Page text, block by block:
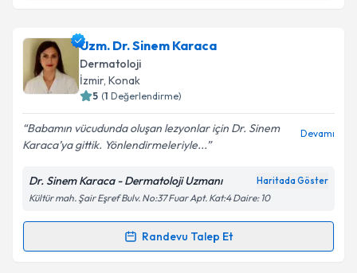
Uzm. Dr. Bachar Memetiçin randevu takvimi talebi
oluşturun. Size bu uzmandan randevu almanız için bir
takvim hazırlandığında e-posta ile bilgilendireceğiz.
Kişisel verilerimin işlenmesine ilişkin
Aydınlatma
Metni'ni okudum ve kişisel verilerimin belirtilen
kapsamda işlenmesini kabul ediyorum.
Uzm. Dr. Sinem Karaca
Dermatoloji
İzmir, Konak
5 (1 Değerlendirme)
Babamın vücudunda oluşan lezyonlar için Dr. Sinem
Karaca’ya gittik. Yönlendirmeleriyle...
Devamı
Dr. Sinem Karaca - Dermatoloji Uzmanı Haritada Göster
Kültür mah. Şair Eşref Bulv. No:37 Fuar Apt. Kat:4 Daire: 10
Randevu Talep Et
Randevu Takvimi Talebi